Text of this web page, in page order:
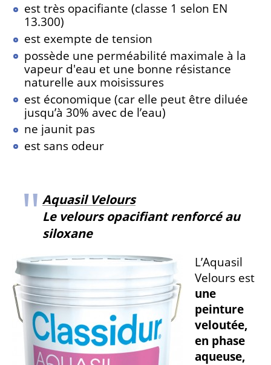
est très opacifiante (classe 1 selon EN
13.300)
est exempte de tension
possède une perméabilité maximale à la
vapeur d'eau et une bonne résistance
naturelle aux moisissures
est économique (car elle peut être diluée
jusqu’à 30% avec de l’eau)
ne jaunit pas
est sans odeur
Aquasil Velours
Le velours opacifiant renforcé au
siloxane
L’Aquasil
Velours est
une
peinture
veloutée,
en phase
aqueuse,